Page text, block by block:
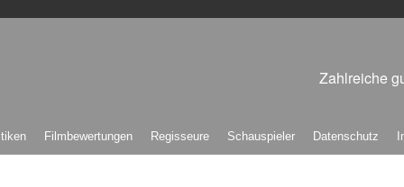
Zahlreiche
Filmbewertungen Regisseure Schauspieler Datenschutz